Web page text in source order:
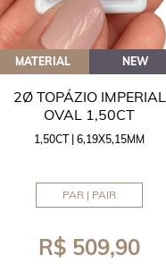
MATERIAL NEW
2Ø TOPÁZIO IMPERIAL
OVAL 1,50CT
1,50CT | 6,19X5,15MM
PAR | PAIR
R$ 509,90